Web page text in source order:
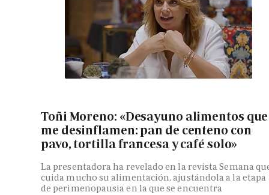
Toñi Moreno: «Desayuno alimentos que
me desinflamen: pan de centeno con
pavo, tortilla francesa y café solo»
La presentadora ha revelado en la revista Semana
cuida mucho su alimentación, ajustándola a la etapa
de perimenopausia en la que se encuentra